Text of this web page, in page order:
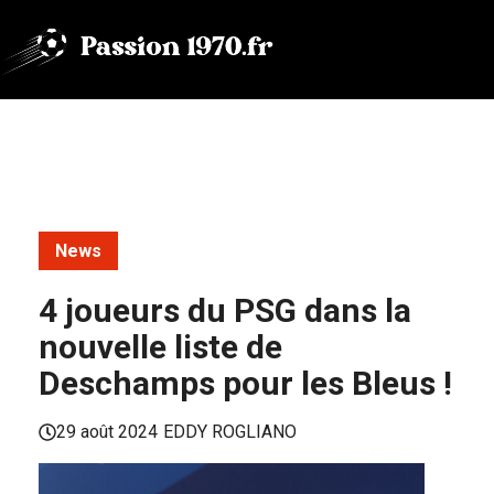
contenu
News
4 joueurs du PSG dans la
nouvelle liste de
Deschamps pour les Bleus !
29 août 2024 EDDY ROGLIANO